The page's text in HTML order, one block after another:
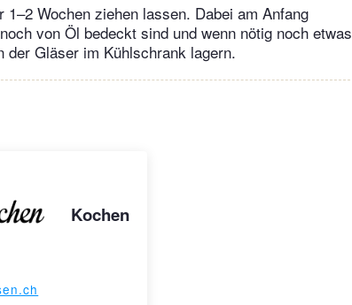
Wochen ziehen lassen. Dabei am Anfang
von Öl bedeckt sind und wenn nötig noch etwas
der Gläser im Kühlschrank lagern.
Kochen